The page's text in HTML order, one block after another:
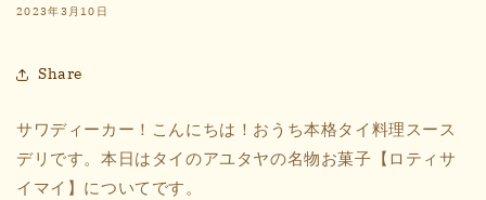
2023年3月10日
Share
サワディーカー！こんにちは！おうち本格タイ料理スース
デリです。本日はタイのアユタヤの名物お菓子【ロティサ
イマイ】についてです。